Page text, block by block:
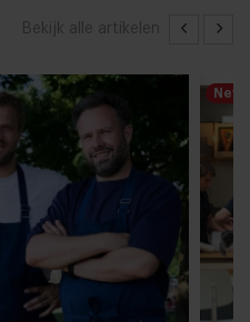
Bekijk alle artikelen
New